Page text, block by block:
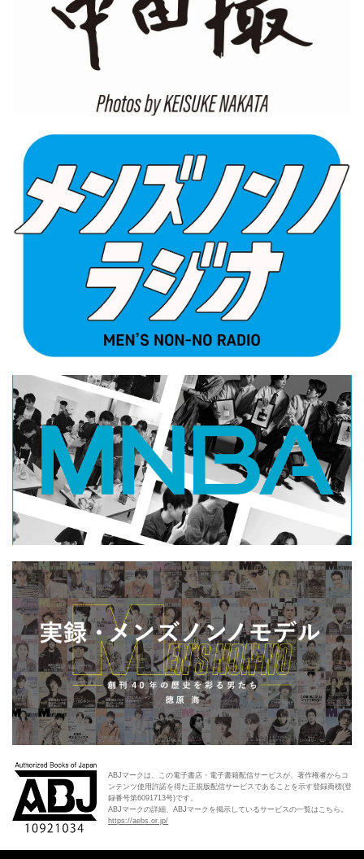
ABJマークは、この電子書店・電子書籍配信サービスが、著作権者からコ
ンテンツ使用許諾を得た正規版配信サービスであることを示す登録商標(登
録番号第6091713号)です。
ABJマークの詳細、ABJマークを掲示しているサービスの一覧はこちら。
https://aebs.or.jp/